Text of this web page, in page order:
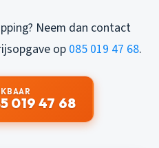
Neem dan contact
op 085 019 47 68.
019 47 68